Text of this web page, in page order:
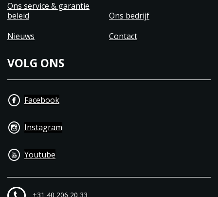
Ons service & garantie
beleid
Ons bedrijf
Nieuws
Contact
VOLG ONS
Facebook
Instagram
Youtube
+31 40 206 20 33